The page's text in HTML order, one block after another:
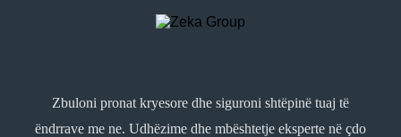
Zbuloni pronat kryesore dhe siguroni shtëpinë tuaj të
ëndrrave me ne. Udhëzime dhe mbështetje eksperte në çdo